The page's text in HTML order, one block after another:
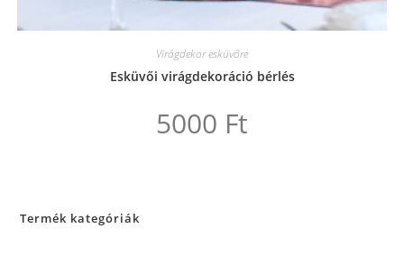
Virágdekor esküvőre
Esküvői virágdekoráció bérlés
5000 Ft
Termék kategóriák